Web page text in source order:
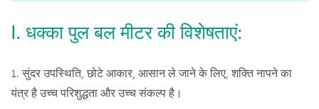
Ⅰ. धक्का पुल बल मीटर की विशेषताएं:
1. सुंदर उपस्थिति, छोटे आकार, आसान ले जाने के लिए, शक्ति नापने का
यंत्र है उच्च परिशुद्धता और उच्च संकल्प है।